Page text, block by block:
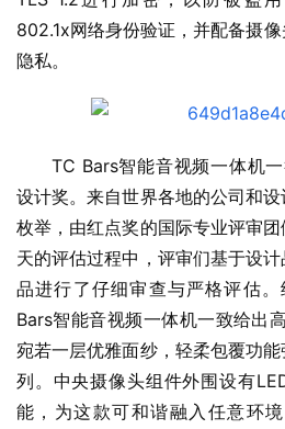
802.1x网络身份验证，并配备摄
隐私。
TC Bars智能音视频一体机
设计奖。来自世界各地的公司和
枚举，由红点奖的国际专业评审
天的评估过程中，评审们基于设
品进行了仔细审查与严格评估
Bars智能音视频一体机一致给出
宛若一层优雅面纱，轻柔包覆功
列。中央摄像头组件外围设有
能，为这款可和谐融入任意环